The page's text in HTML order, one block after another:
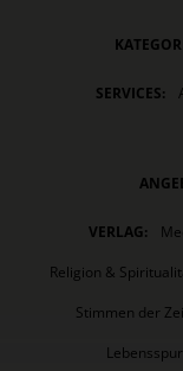
SERVICES:
VERLAG:
Religion &
Stimmen der